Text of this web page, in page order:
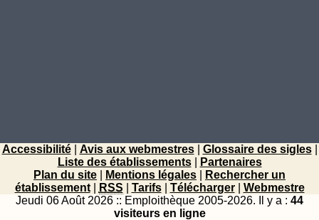
Accessibilité| Avis aux webmestres| Glossaire des sigles|
Liste des établissements|
Partenaires
Plan du site
Mentions légales
Rechercher un
établissement| RSS Tarifs| Télécharger| Webmestre
Jeudi 06 Août 2026 :: Emploithèque 2005-2026. Il y a : 44
visiteurs en ligne